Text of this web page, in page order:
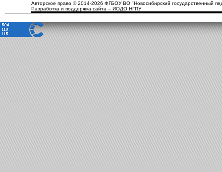
Авторское право © 2014-2026 ФГБОУ ВО "Новосибирский государственный
Разработка и поддержка сайта – ИОДО НГПУ